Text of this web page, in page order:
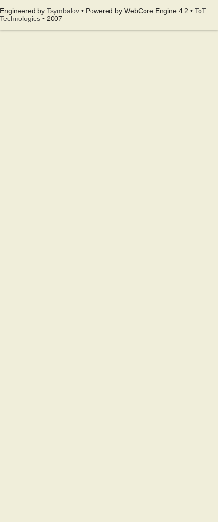
Engineered by Tsymbalov • Powered by WebCore Engine 4.2 • ToT
Technologies • 2007